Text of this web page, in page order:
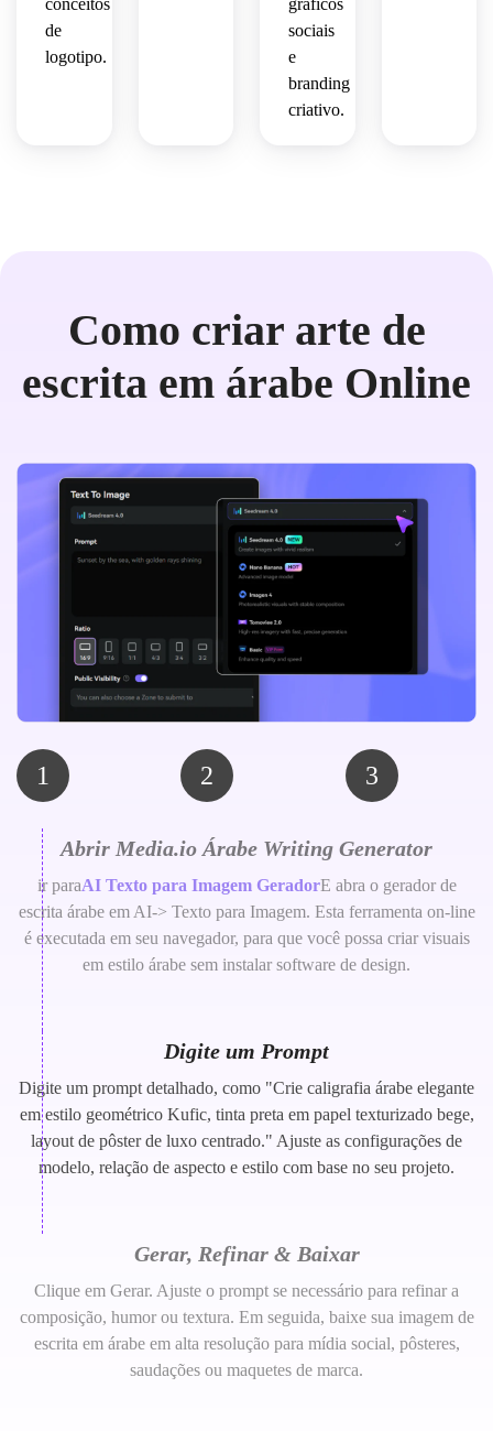
conceitos
de
logotipo.
gráficos
sociais
e
branding
criativo.
Como criar arte de
escrita em árabe Online
1 2 3
Abrir Media.io Árabe Writing Generator
ir paraAI Texto para Imagem GeradorE abra o gerador de
escrita árabe em AI-> Texto para Imagem. Esta ferramenta on-line
é executada em seu navegador, para que você possa criar visuais
em estilo árabe sem instalar software de design.
Digite um Prompt
Digite um prompt detalhado, como "Crie caligrafia árabe elegante
em estilo geométrico Kufic, tinta preta em papel texturizado bege,
layout de pôster de luxo centrado." Ajuste as configurações de
modelo, relação de aspecto e estilo com base no seu projeto.
Gerar, Refinar & Baixar
Clique em Gerar. Ajuste o prompt se necessário para refinar a
composição, humor ou textura. Em seguida, baixe sua imagem de
escrita em árabe em alta resolução para mídia social, pôsteres,
saudações ou maquetes de marca.